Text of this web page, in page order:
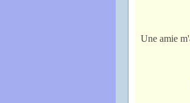
Une amie